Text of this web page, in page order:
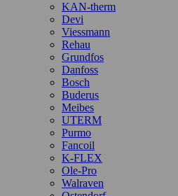
KAN-therm
Devi
Viessmann
Rehau
Grundfos
Danfoss
Bosch
Buderus
Meibes
UTERM
Purmo
Fancoil
K-FLEX
Ole-Pro
Walraven